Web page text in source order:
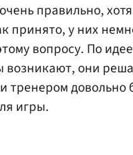
правильно,
принято, у них
вопросу. По
возникают, они
тренером довольно
игры.